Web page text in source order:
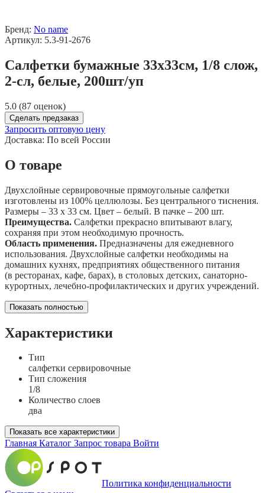
Бренд: No name
Артикул: 5.3-91-2676
Салфетки бумажные 33х33см, 1/8 слож,
2-сл, белые, 200шт/уп
5.0 (87 оценок)
Сделать предзаказ
Запросить оптовую цену
Доставка: По всей России
О товаре
Двухслойные сервировочные прямоугольные салфетки
изготовлены из 100% целлюлозы. Без центрального тиснения.
Размеры – 33 х 33 см. Цвет – белый. В пачке – 200 шт.
Преимущества. Салфетки прекрасно впитывают влагу,
сохраняя при этом необходимую прочность.
Область применения. Предназначены для ежедневного
использования. Двухслойные салфетки необходимы на
домашних кухнях, предприятиях общественного питания
(в ресторанах, кафе, барах), в столовых детских, санаторно-
курортных, лечебно-профилактических и других учреждений.
Показать полностью
Характеристики
Тип
салфетки сервировочные
Тип сложения
1/8
Количество слоев
два
Показать все характеристики
Главная Каталог Запрос товара Войти
Политика конфиденциальности